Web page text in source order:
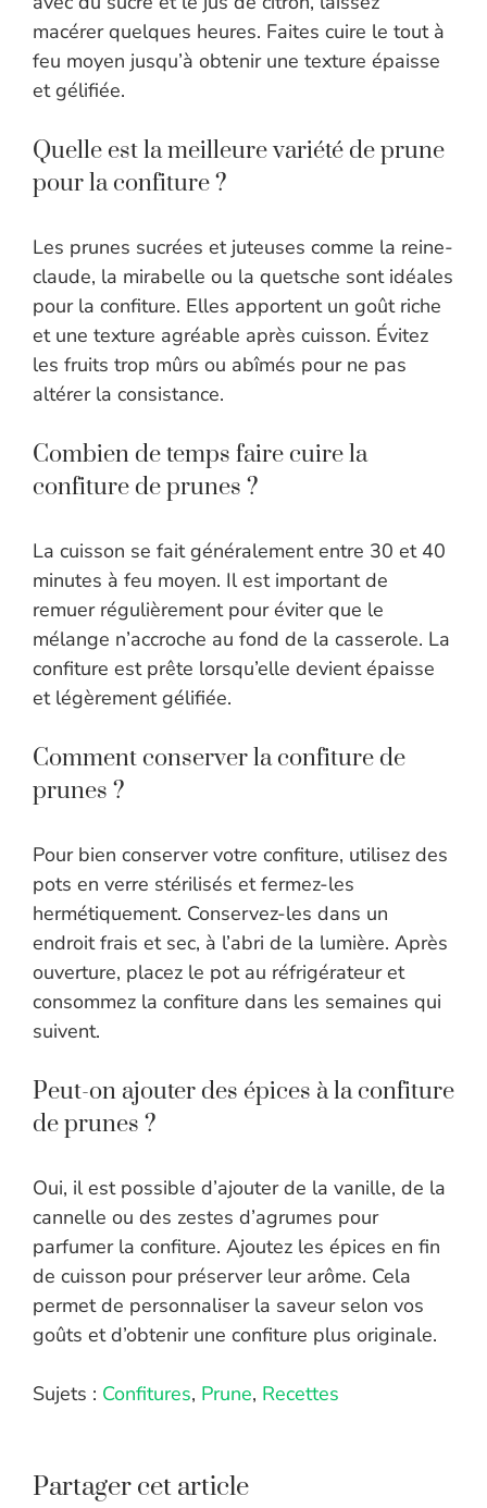
macérer quelques heures. Faites cuire le tout à
feu moyen jusqu’à obtenir une texture épaisse
et gélifiée.
Quelle est la meilleure variété de prune
pour la confiture ?
Les prunes sucrées et juteuses comme la reine-
claude, la mirabelle ou la quetsche sont idéales
pour la confiture. Elles apportent un goût riche
et une texture agréable après cuisson. Évitez
les fruits trop mûrs ou abîmés pour ne pas
altérer la consistance.
Combien de temps faire cuire la
confiture de prunes ?
La cuisson se fait généralement entre 30 et 40
minutes à feu moyen. Il est important de
remuer régulièrement pour éviter que le
mélange n’accroche au fond de la casserole. La
confiture est prête lorsqu’elle devient épaisse
et légèrement gélifiée.
Comment conserver la confiture de
prunes ?
Pour bien conserver votre confiture, utilisez des
pots en verre stérilisés et fermez-les
hermétiquement. Conservez-les dans un
endroit frais et sec, à l’abri de la lumière. Après
ouverture, placez le pot au réfrigérateur et
consommez la confiture dans les semaines qui
suivent.
Peut-on ajouter des épices à la confiture
de prunes ?
Oui, il est possible d’ajouter de la vanille, de la
cannelle ou des zestes d’agrumes pour
parfumer la confiture. Ajoutez les épices en fin
de cuisson pour préserver leur arôme. Cela
permet de personnaliser la saveur selon vos
goûts et d’obtenir une confiture plus originale.
Sujets : Confitures, Prune, Recettes
Partager cet article